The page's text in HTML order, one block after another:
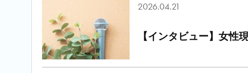
2026.04.21
【インタビュー】女性